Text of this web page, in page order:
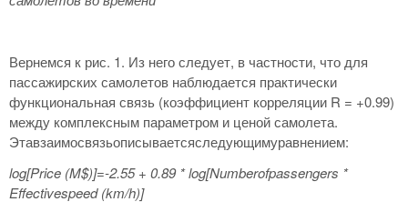
Вернемся к рис. 1. Из него следует, в частности, что для
пассажирских самолетов наблюдается практически
функциональная связь (коэффициент корреляции R = +0.99)
между комплексным параметром и ценой самолета.
Этавзаимосвязьописываетсяследующимуравнением:
log[Price (M$)]=-2.55 + 0.89 * log[Numberofpassengers *
Effectivespeed(km/h)]